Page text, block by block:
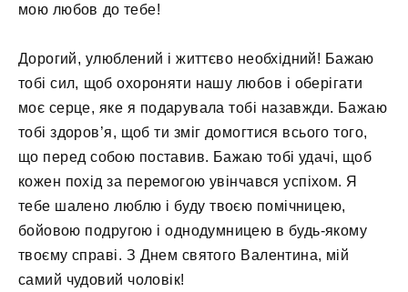
мою любов до тебе!
Дорогий, улюблений і життєво необхідний! Бажаю
тобі сил, щоб охороняти нашу любов і оберігати
моє серце, яке я подарувала тобі назавжди. Бажаю
тобі здоров’я, щоб ти зміг домогтися всього того,
що перед собою поставив. Бажаю тобі удачі, щоб
кожен похід за перемогою увінчався успіхом. Я
тебе шалено люблю і буду твоєю помічницею,
бойовою подругою і однодумницею в будь-якому
твоєму справі. З Днем святого Валентина, мій
самий чудовий чоловік!